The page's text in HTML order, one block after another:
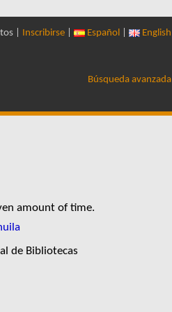
| Inscribirse Español English
Búsqueda avanzada
amount of time.
de Bibliotecas